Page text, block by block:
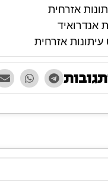
אזרחית
אנדרואיד
אזרחית